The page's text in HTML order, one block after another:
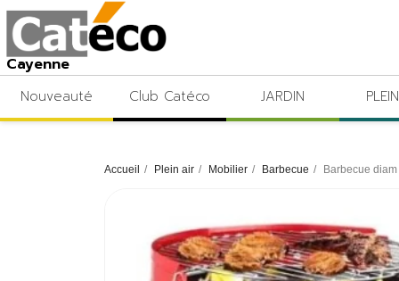
Cayenne
Nouveauté Club Catéco JARDIN
Accueil Plein air Mobilier Barbecue Barbecue